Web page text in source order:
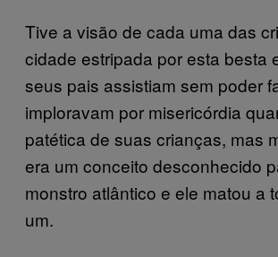
Tive a visão de cada uma das
cidade estripada por esta besta
seus pais assistiam sem poder
imploravam por misericórdia
patética de suas crianças, mas
era um conceito desconhecido
monstro atlântico e ele matou a
um.